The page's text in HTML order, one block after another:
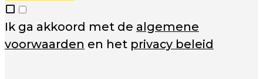
Ik ga akkoord met de algemene
voorwaarden en het privacy beleid